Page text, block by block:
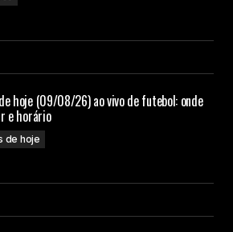
hoje (09/08/26) ao vivo de futebol: onde
e horário
de hoje